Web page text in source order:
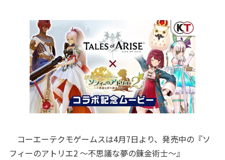
コーエーテクモゲームスは4月7日より、発売中の『ソ
フィーのアトリエ2 ～不思議な夢の錬金術士～』